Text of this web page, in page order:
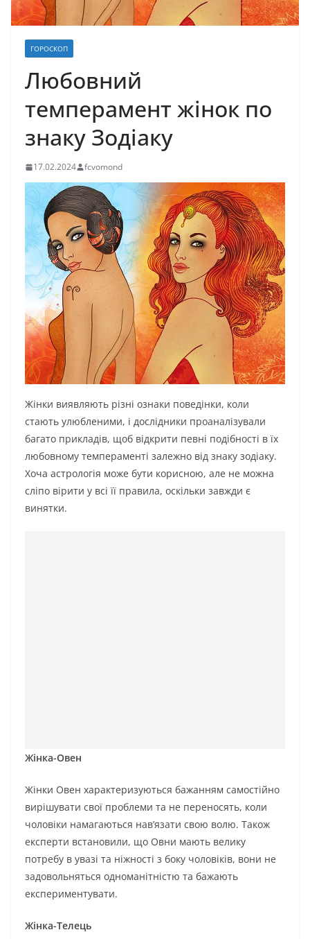
ГОРОСКОП
Любовний
темперамент жінок по
знаку Зодіаку
17.02.2024 fcvomond
Жінки виявляють різні ознаки поведінки, коли
стають улюбленими, і дослідники проаналізували
багато прикладів, щоб відкрити певні подібності в їх
любовному темпераменті залежно від знаку зодіаку.
Хоча астрологія може бути корисною, але не можна
сліпо вірити у всі її правила, оскільки завжди є
винятки.
Жінка-Овен
Жінки Овен характеризуються бажанням самостійно
вирішувати свої проблеми та не переносять, коли
чоловіки намагаються нав’язати свою волю. Також
експерти встановили, що Овни мають велику
потребу в увазі та ніжності з боку чоловіків, вони не
задовольняться одноманітністю та бажають
експериментувати.
Жінка-Телець